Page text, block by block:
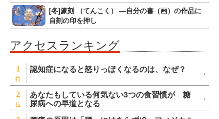
[冬]篆刻 （てんこく） ―自分の書（画）の作品に
自刻の印を押し
アクセスランキング
1 認知症になると怒りっぽくなるのは、なぜ？
2 あなたもしている何気ない3つの食習慣が 糖
尿病への早道となる